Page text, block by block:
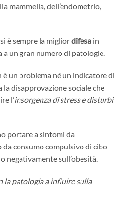
mammella, dell’endometrio,
è sempre la migliordifesa in
a un gran numero di patologie.
è un problema né un indicatore di
disapprovazione sociale che
l’insorgenza di stress e disturbi
portare a sintomi da
consumo compulsivo di cibo
negativamente sull’obesità.
la patologia a influire sulla